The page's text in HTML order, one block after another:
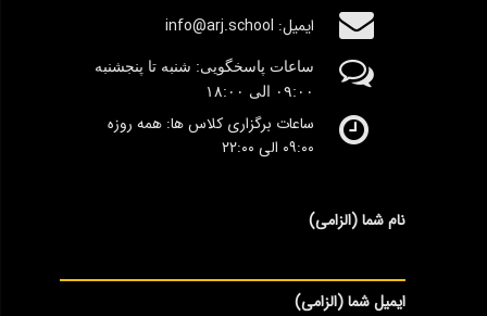
ایمیل: info@arj.school
ساعات پاسخگویی: شنبه تا پنجشنبه
٠۹:۰۰ الی ١٨:٠٠
ساعات برگزاری کلاس ها: همه روزه
۰۹:۰۰ الی ۲۲:۰۰
نام شما (الزامی)
ایمیل شما (الزامی)